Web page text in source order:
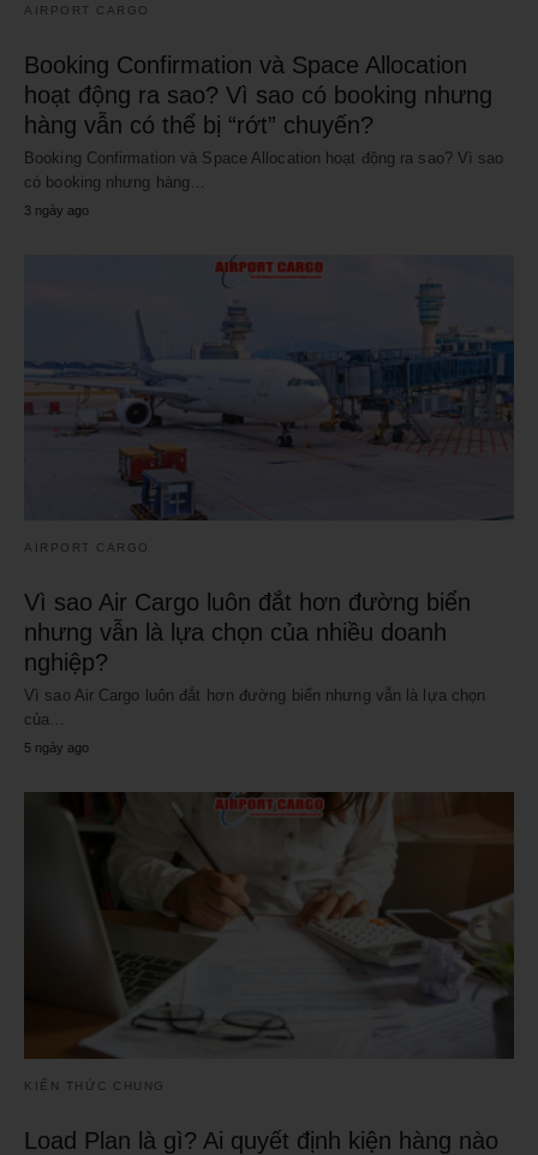
AIRPORT CARGO
Booking Confirmation và Space Allocation
hoạt động ra sao? Vì sao có booking nhưng
hàng vẫn có thể bị “rớt” chuyến?
Booking Confirmation và Space Allocation hoạt động ra sao? Vì sao
có booking nhưng hàng…
3 ngày ago
AIRPORT CARGO
Vì sao Air Cargo luôn đắt hơn đường biển
nhưng vẫn là lựa chọn của nhiều doanh
nghiệp?
Vì sao Air Cargo luôn đắt hơn đường biển nhưng vẫn là lựa chọn
của…
5 ngày ago
KIẾN THỨC CHUNG
Load Plan là gì? Ai quyết định kiện hàng nào